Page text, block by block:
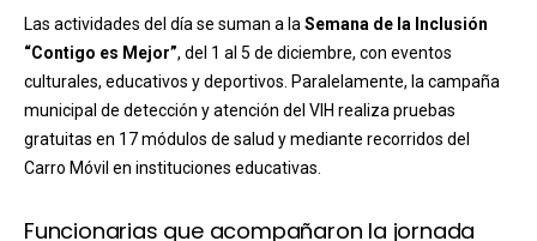
Las actividades del día se suman a la Semana de la Inclusión
“Contigo es Mejor”, del 1 al 5 de diciembre, con eventos
culturales, educativos y deportivos. Paralelamente, la campaña
municipal de detección y atención del VIH realiza pruebas
gratuitas en 17 módulos de salud y mediante recorridos del
Carro Móvil en instituciones educativas.
Funcionarias que acompañaron la jornada